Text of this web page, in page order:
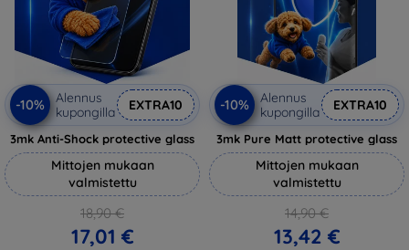
-10%
Alennus
kupongilla
EXTRA10
3mk Anti-Shock protective glass
Mittojen mukaan
valmistettu
18,90 €
17,01 €
-10%
Alennus
kupongilla
EXTRA10
3mk Pure Matt protective glass
Mittojen mukaan
valmistettu
14,90 €
13,42 €